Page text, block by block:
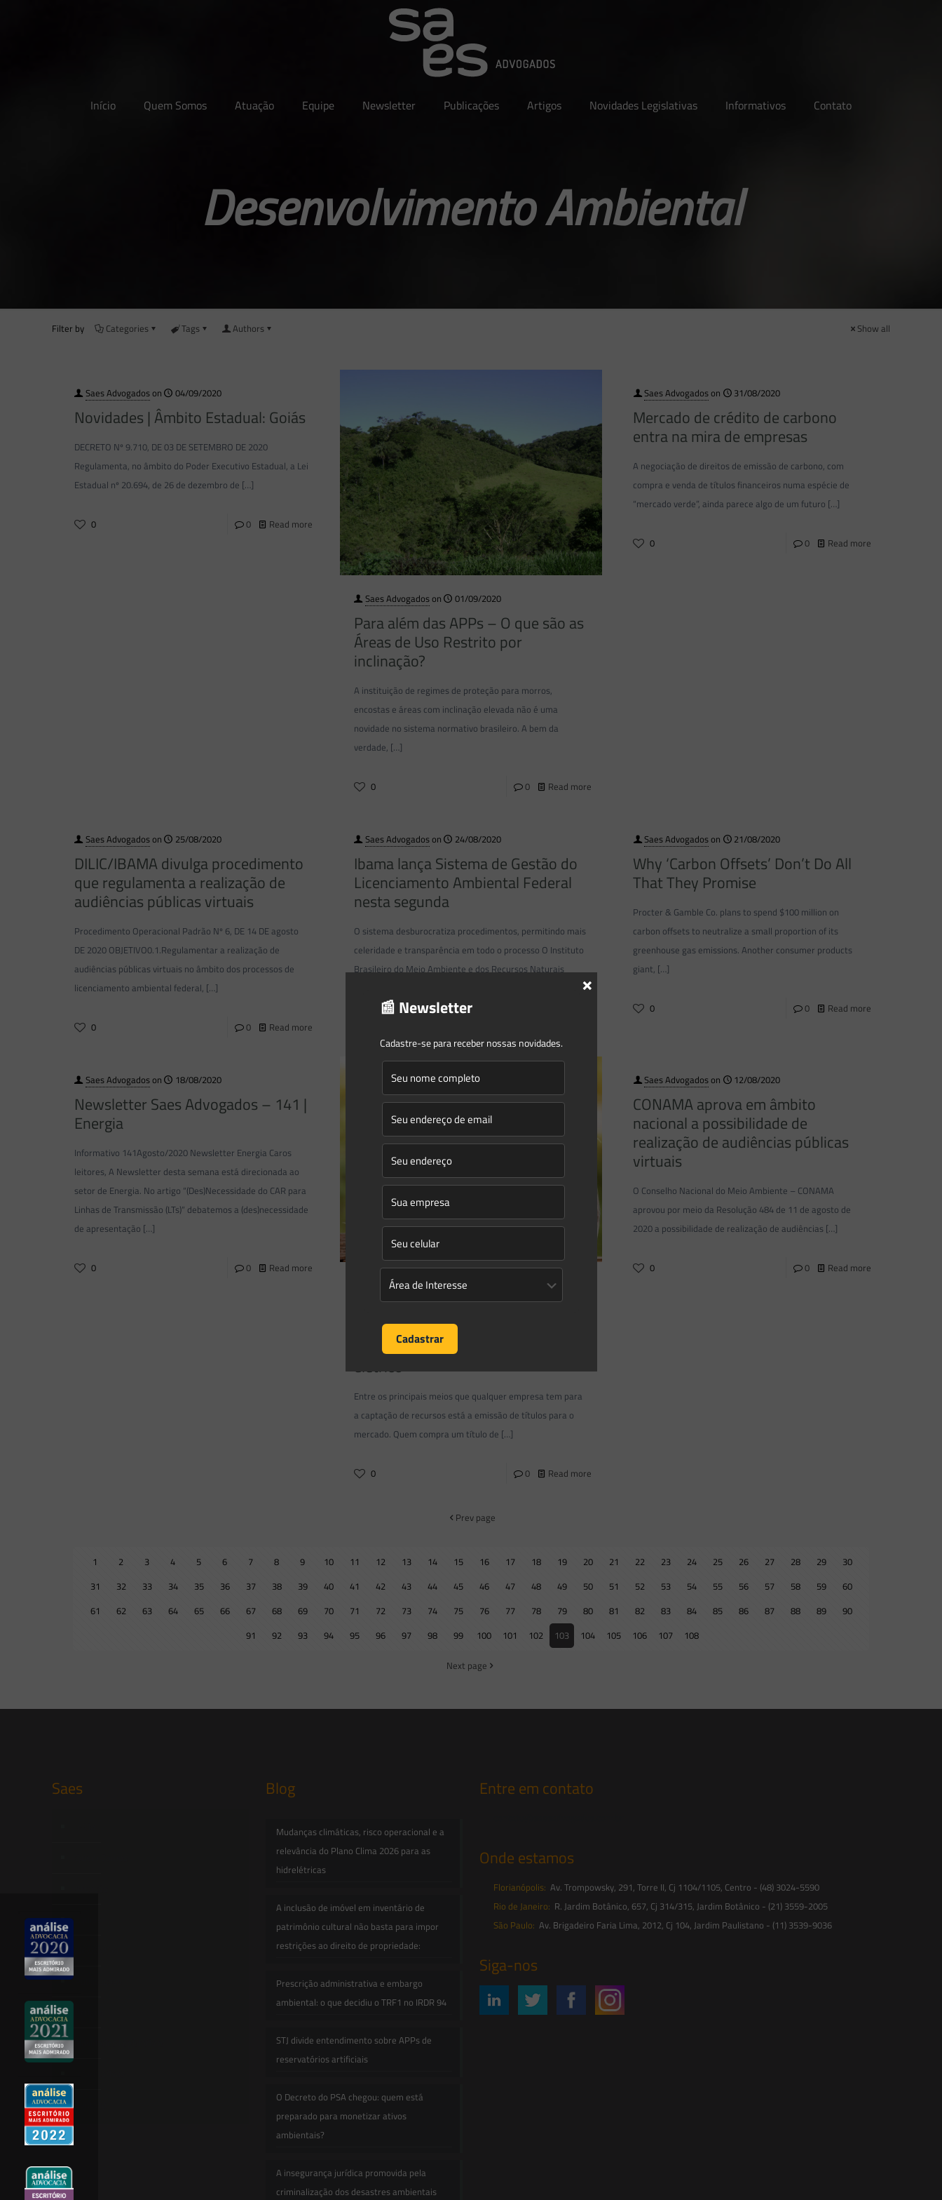
Início Quem Somos Atuação Equipe Newsletter Publicações Artigos Novidades Legislativas Informativos Contato
Desenvolvimento Ambiental
Filter by Categories Tags Authors Show all
Saes Advogadoson 04/09/2020
Novidades | Âmbito Estadual: Goiás
DECRETO Nº 9.710, DE 03 DE SETEMBRO DE 2020
Regulamenta, no âmbito do Poder Executivo Estadual, a Lei
Estadual nº 20.694, de 26 de dezembro de […]
0 0 Read more
Saes Advogadoson 01/09/2020
Para além das APPs – O que são as
Áreas de Uso Restrito por
inclinação?
A instituição de regimes de proteção para morros,
encostas e áreas com inclinação elevada não é uma
novidade no sistema normativo brasileiro. A bem da
verdade, […]
0 0 Read more
Saes Advogadoson 31/08/2020
Mercado de crédito de carbono
entra na mira de empresas
A negociação de direitos de emissão de carbono, com
compra e venda de títulos financeiros numa espécie de
“mercado verde”, ainda parece algo de um futuro […]
0 0 Read more
Saes Advogadoson 25/08/2020
DILIC/IBAMA divulga procedimento
que regulamenta a realização de
audiências públicas virtuais
Procedimento Operacional Padrão Nº 6, DE 14 DE agosto
DE 2020 OBJETIVO0.1.Regulamentar a realização de
audiências públicas virtuais no âmbito dos processos de
licenciamento ambiental federal, […]
0 0 Read more
Saes Advogadoson 24/08/2020
Ibama lança Sistema de Gestão do
Licenciamento Ambiental Federal
nesta segunda
O sistema desburocratiza procedimentos, permitindo mais
celeridade e transparência em todo o processo O Instituto
Brasileiro do Meio Ambiente e dos Recursos Naturais
Saes Advogadoson 21/08/2020
Why ‘Carbon Offsets’ Don’t Do All
That They Promise
Procter & Gamble Co. plans to spend $100 million on
carbon offsets to neutralize a small proportion of its
greenhouse gas emissions. Another consumer products
giant, […]
0 0 Read more
Saes Advogadoson 18/08/2020
Newsletter Saes Advogados – 141 |
Energia
Informativo 141Agosto/2020 Newsletter Energia Caros
leitores, A Newsletter desta semana está direcionada ao
setor de Energia. No artigo “(Des)Necessidade do CAR para
Linhas de Transmissão (LTs)“ debatemos a (des)necessidade
de apresentação […]
0 0
Read more
Saes Advogadoson 18/08/2020
Apostando no verde: benefícios
fiscais para a emissão de títulos
verdes (green bonds) pelo setor
elétrico
Entre os principais meios que qualquer empresa tem para
a captação de recursos está a emissão de títulos para o
mercado. Quem compra um título de […]
0 0 Read more
Saes Advogadoson 12/08/2020
CONAMA aprova em âmbito
nacional a possibilidade de
realização de audiências públicas
virtuais
O Conselho Nacional do Meio Ambiente – CONAMA
aprovou por meio da Resolução 484 de 11 de agosto de
2020 a possibilidade de realização de audiências […]
0 0 Read more
Prev page
1 2 3 4 5 6 7 8 9 10 11 12 13 14 15 16 17 18 19 20 21 22 23 24 25 26 27 28 29
30
31
32 33 34 35 36 37 38 39 40 41 42 43 44 45 46 47 48 49 50 51 52 53 54 55 56 57 58 59
60
61
62 63 64 65 66 67 68 69 70 71 72 73 74 75 76 77 78 79 80 81 82 83 84 85 86 87 88 89
90
91
92 93 94 95 96 97 98 99 100 101 102 103 104 105 106 107 108
Next page
Saes Blog
Mudanças climáticas, risco operacional e a
relevância do Plano Clima 2026 para as
hidrelétricas
A inclusão de imóvel em inventário de
patrimônio cultural não basta para impor
restrições ao direito de propriedade:
Prescrição administrativa e embargo
ambiental: o que decidiu o TRF1 no IRDR 94
STJ divide entendimento sobre APPs de
reservatórios artificiais
O Decreto do PSA chegou: quem está
preparado para monetizar ativos
ambientais?
A insegurança jurídica promovida pela
criminalização dos desastres ambientais
Entre em contato
Onde estamos
Florianópolis: Av. Trompowsky, 291, Torre II, Cj 1104/1105, Centro - (48) 3024-5590
Rio de Janeiro: R. Jardim Botânico, 657, Cj 314/315, Jardim Botânico - (21) 3559-2005
São Paulo: Av. Brigadeiro Faria Lima, 2012, Cj 104, Jardim Paulistano - (11) 3539-9036
Siga-nos
📰 Newsletter
Cadastre-se para receber nossas novidades.
×